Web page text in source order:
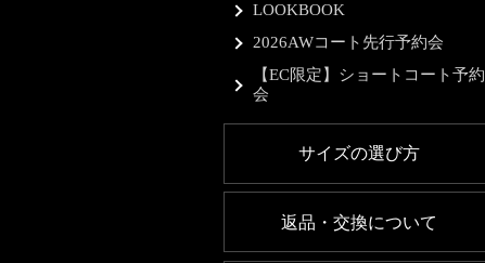
LOOKBOOK
2026AWコート先行予約会
【EC限定】ショートコート予約
会
サイズの選び方
返品・交換について